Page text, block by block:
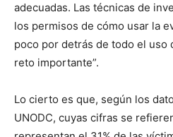
adecuadas. Las técnicas de
los permisos de cómo usar la
poco por detrás de todo el uso
reto importante”.
Lo cierto es que, según los
UNODC, cuyas cifras se